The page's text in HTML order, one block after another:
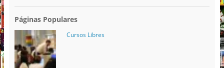
Páginas Populares
Cursos Libres